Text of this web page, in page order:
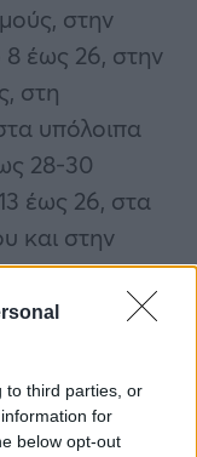
to third parties, or
for
below opt-out
στην
έως 26, στην
στη
υπόλοιπα
28-30
έως 26, στα
και στην
ενώ στο
θα φτάσουν